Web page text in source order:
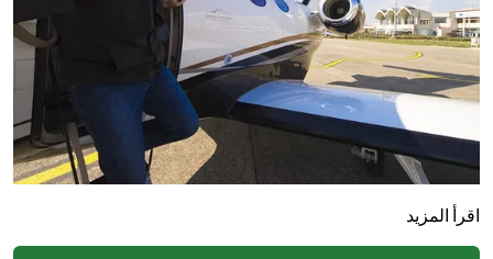
اقرأ المزيد